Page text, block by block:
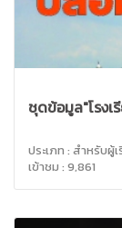
ชุดข้อมูล"โรง
ประเภท : สำหรับผู้
เข้าชม : 9,861